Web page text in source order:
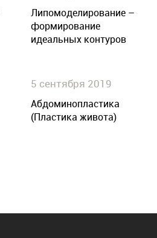
Липомоделирование –
формирование
идеальных контуров
5 сентября 2019
Абдоминопластика
(Пластика живота)